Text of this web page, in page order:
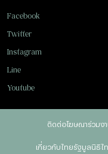
Facebook
Twitter
Instagram
Line
Youtube
ติดต่อโฆษณาร่วมง
เกี่ยวกับไทยรัฐมูลนิธิไ